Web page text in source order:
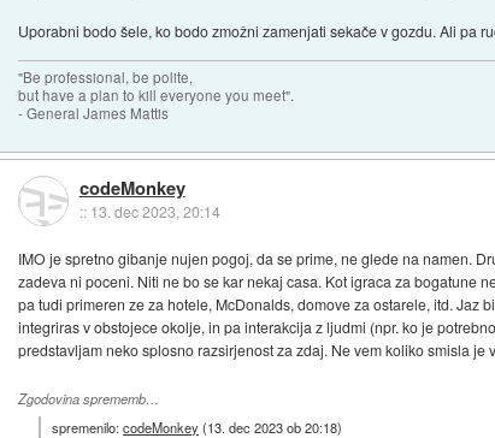
Uporabni bodo šele, ko bodo zmožni zamenjati sekače v gozdu. Ali pa
"Be professional, be polite,
but have a plan to kill everyone you meet".
- General James Mattis
codeMonkey
:: 13. dec 2023, 20:14
IMO je spretno gibanje nujen pogoj, da se prime, ne glede na namen.
zadeva ni poceni. Niti ne bo se kar nekaj casa. Kot igraca za bogatune
pa tudi primeren ze za hotele, McDonalds, domove za ostarele, itd.
integriras v obstojece okolje, in pa interakcija z ljudmi (npr. ko je
predstavljam neko splosno razsirjenost za zdaj. Ne vem koliko smisla
Zgodovina sprememb…
spremenilo:codeMonkey (13. dec 2023 ob 20:18)